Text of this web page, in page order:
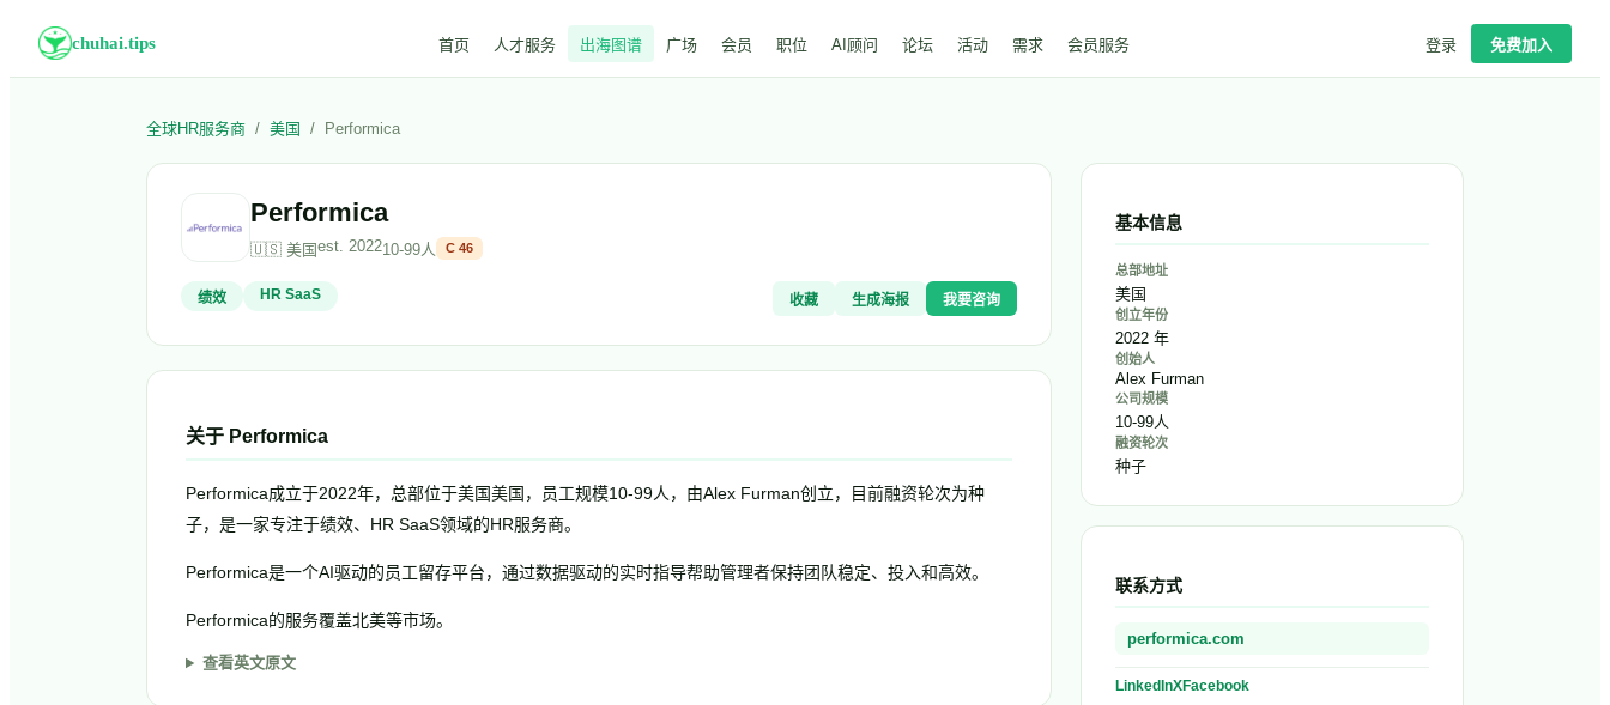
chuhai.tips 首页 人才服务 出海图谱 广场 会员 职位 AI顾问 论坛 活动 需求 会员服务 登录 免费加入
全球HR服务商 / 美国 / Performica
Performica
🇺🇸 美国est. 202210-99人 C 46
绩效 HR SaaS 收藏 生成海报 我要咨询
关于 Performica
Performica成立于2022年，总部位于美国美国，员工规模10-99人，由Alex Furman创立，目前融资轮次为种
子，是一家专注于绩效、HR SaaS领域的HR服务商。
Performica是一个AI驱动的员工留存平台，通过数据驱动的实时指导帮助管理者保持团队稳定、投入和高效。
Performica的服务覆盖北美等市场。
查看英文原文
基本信息
总部地址
美国
创立年份
2022 年
创始人
Alex Furman
公司规模
10-99人
融资轮次
种子
联系方式
performica.com
LinkedInXFacebook